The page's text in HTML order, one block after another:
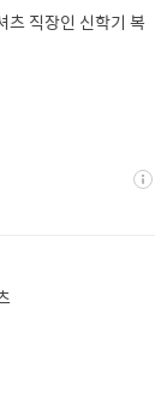
직장인 신학기 복
상